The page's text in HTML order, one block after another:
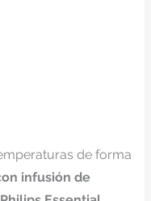
de forma
infusión de